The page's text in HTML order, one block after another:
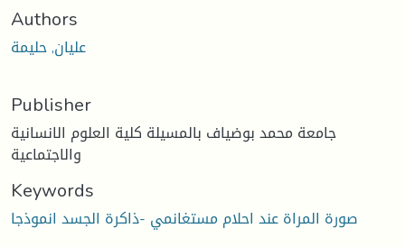
Authors
عليان, حليمة
Publisher
جامعة محمد بوضياف بالمسيلة كلية العلوم الانسانية
والاجتماعية
Keywords
صورة المراة عند احلام مستغانمي -ذاكرة الجسد انموذجا